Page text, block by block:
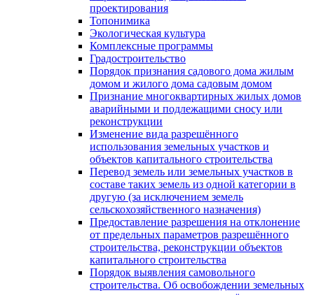
проектирования
Топонимика
Экологическая культура
Комплексные программы
Градостроительство
Порядок признания садового дома жилым
домом и жилого дома садовым домом
Признание многоквартирных жилых домов
аварийными и подлежащими сносу или
реконструкции
Изменение вида разрешённого
использования земельных участков и
объектов капитального строительства
Перевод земель или земельных участков в
составе таких земель из одной категории в
другую (за исключением земель
сельскохозяйственного назначения)
Предоставление разрешения на отклонение
от предельных параметров разрешённого
строительства, реконструкции объектов
капитального строительства
Порядок выявления самовольного
строительства. Об освобождении земельных